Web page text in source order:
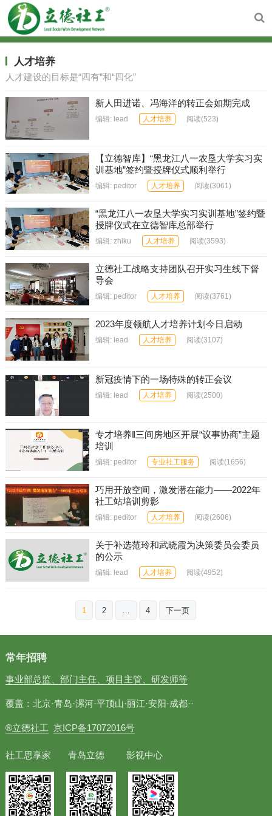
人才培养
人才建设的目标是“四有”和“四化”
新人田进诺、冯海洋的转正会如期完成
编辑:lead 人才培养 阅读(523)
【立德智库】“黑龙江八一农垦大学实习实
训基地”签约暨授牌仪式顺利举行
编辑:peditor 人才培养 阅读(3061)
“黑龙江八一农垦大学实习实训基地”签约暨
授牌仪式在立德智库总部举行
编辑:zhiku 人才培养 阅读(3593)
立德社工战略支持团队召开实习生线下督
导会
编辑:peditor 人才培养 阅读(3761)
2023年度领航人才培养计划今日启动
编辑:lead 人才培养 阅读(3107)
新冠疫情下的一场特殊的转正会议
编辑:lead 人才培养 阅读(2500)
专才培养‖三间房地区开展“议事协商”主题
培训
编辑:peditor 专业社工服务 阅读(1656)
巧用开放空间，激发潜在能力——2022年
社工站培训剪影
编辑:peditor 人才培养 阅读(2606)
关于补选范玲和武晓霞为决策委员会委员
的公示
编辑:lead 人才培养 阅读(4952)
分
页
1 2 … 4 下一页
常年招聘
事业部总监、部门主任、项目主管、研发师等
覆盖：北京·青岛·漯河·平顶山·丽江·安阳·成都··
®立德社工 京ICP备17072016号
社工思享家 青岛立德 影视中心